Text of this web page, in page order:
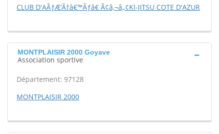
CLUB D'AÃƒÆ’Ã†â€™Ãƒâ€ Ã¢â‚¬â„¢KI-JITSU COTE D'AZUR
MONTPLAISIR 2000 Goyave
Association sportive
Département: 97128
MONTPLAISIR 2000